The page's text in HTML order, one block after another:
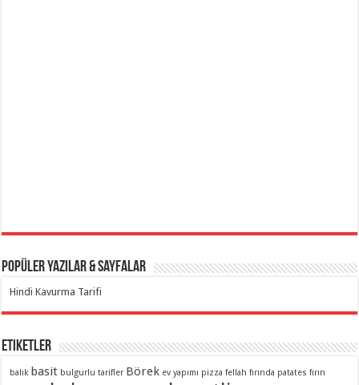
Popüler Yazılar & Sayfalar
Hindi Kavurma Tarifi
Etiketler
balık basit bulgurlu tarifler Börek ev yapımı pizza fellah fırında patates fırın